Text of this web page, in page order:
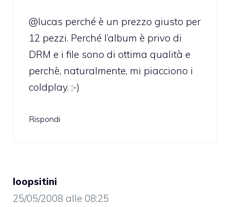
@lucas perché è un prezzo giusto per
12 pezzi. Perché l’album è privo di
DRM e i file sono di ottima qualità e
perchè, naturalmente, mi piacciono i
coldplay. :-)
Rispondi
loopsitini
25/05/2008 alle 08:25